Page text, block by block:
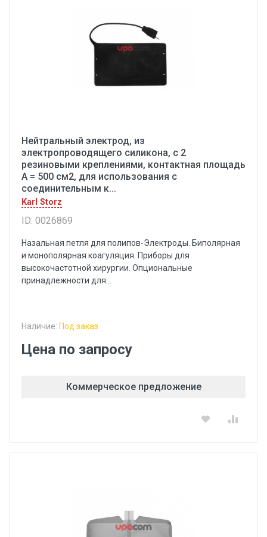
Нейтральный электрод, из
электропроводящего силикона, с 2
резиновыми креплениями, контактная площадь
А = 500 см2, для использования с
соединительным к...
Karl Storz
ID: 0026869
Назальная петля для полипов-Электроды. Биполярная
и монополярная коагуляция. Приборы для
высокочастотной хирургии. Опциональные
принадлежности для...
Наличие: Под заказ
Цена по запросу
Коммерческое предложение